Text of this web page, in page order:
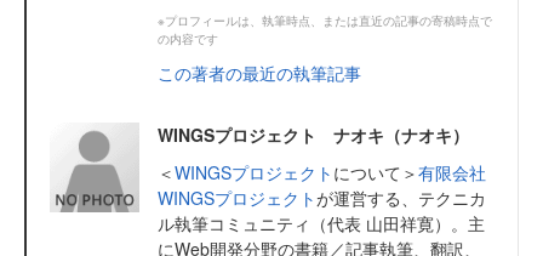
※プロフィールは、執筆時点、または直近の記事の寄稿時点で
の内容です
この著者の最近の執筆記事
WINGSプロジェクト ナオキ（ナオキ）
＜WINGSプロジェクト について＞有限会社
WINGSプロジェクトが運営する、テクニカ
ル執筆コミュニティ（代表 山田祥寛）。主
にWeb開発分野の書籍／記事執筆、翻訳、